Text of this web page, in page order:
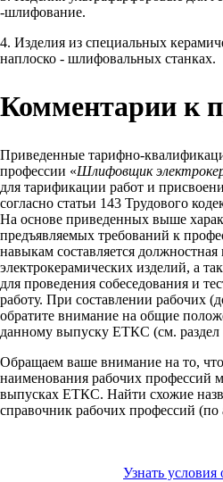
-шлифование.
4. Изделия из специальных
наплоско - шлифовальных станках.
Комментарии к
Приведенные тарифно-
профессии «Шлифовщик
для тарификации работ и
согласно статьи 143 Трудового
На основе приведенных выше
предъявляемых требований к
навыкам составляется
электрокерамических изделий, а
для проведения собеседования и
работу. При составлении рабочих
обратите внимание на общие
данному выпуску ЕТКС (см. раздел
Обращаем ваше внимание на то,
наименования рабочих профессий
выпусках ЕТКС. Найти схожие
справочник рабочих профессий (по
Узнать условия